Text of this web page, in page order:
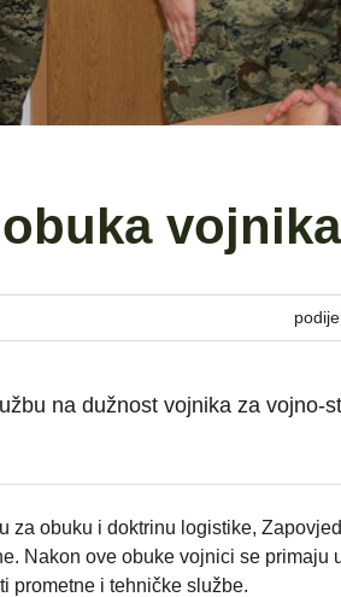
vojnika
na dužnost vojnika za vojno-
za obuku i doktrinu logistike,
Nakon ove obuke vojnici se primaju
prometne i tehničke službe.